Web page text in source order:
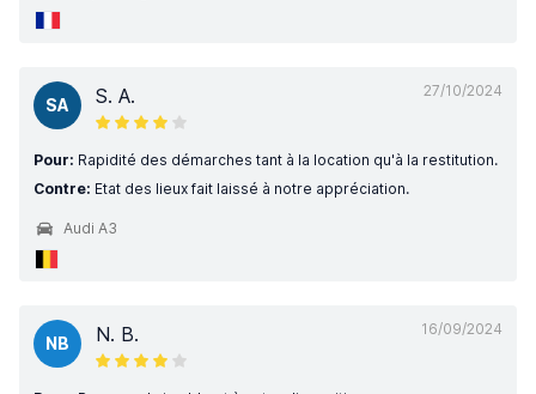
27/10/2024
SA S. A.
Pour: Rapidité des démarches tant à la location qu'à la restitution.
Contre: Etat des lieux fait laissé à notre appréciation.
Audi A3
16/09/2024
NB N. B.